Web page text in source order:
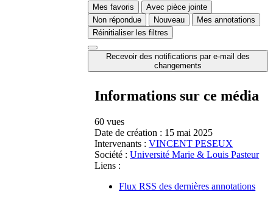
Mes favoris
Avec pièce jointe
Non répondue
Nouveau
Mes annotations
Réinitialiser les filtres
Recevoir des notifications par e-mail des
changements
Informations sur ce média
60 vues
Date de création : 15 mai 2025
Intervenants : VINCENT PESEUX
Société : Université Marie & Louis Pasteur
Liens :
Flux RSS des dernières annotations